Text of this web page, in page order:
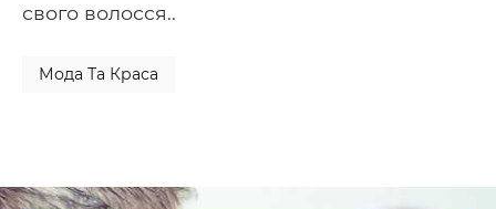
свого волосся..
Мода Та Краса